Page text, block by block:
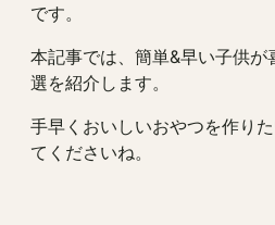
です。
本記事では、簡単&早い子供が
選を紹介します。
手早くおいしいおやつを作り
てくださいね。